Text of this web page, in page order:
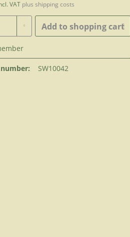
VAT plus shipping costs
Add to shopping cart
SW10042